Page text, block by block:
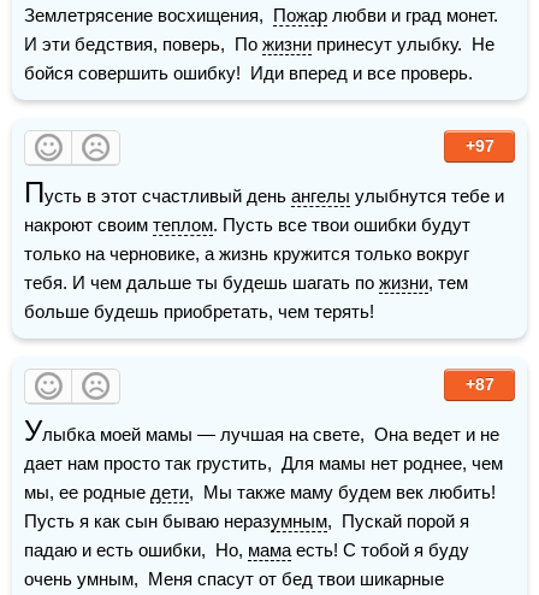
Землетрясение восхищения, Пожар любви и град монет.
И эти бедствия, поверь,  По жизни принесут улыбку.  Не
бойся совершить ошибку!  Иди вперед и все проверь.
+97
Пусть в этот счастливый день ангелы улыбнутся тебе и
накроют своим теплом. Пусть все твои ошибки будут
только на черновике, а жизнь кружится только вокруг
тебя. И чем дальше ты будешь шагать по жизни, тем
больше будешь приобретать, чем терять!
+87
Улыбка моей мамы — лучшая на свете,  Она ведет и не
дает нам просто так грустить,  Для мамы нет роднее, чем
мы, ее родные дети,  Мы также маму будем век любить!
Пусть я как сын бываю неразумным,  Пускай порой я
падаю и есть ошибки,  Но, мама есть! С тобой я буду
очень умным,  Меня спасут от бед твои шикарные